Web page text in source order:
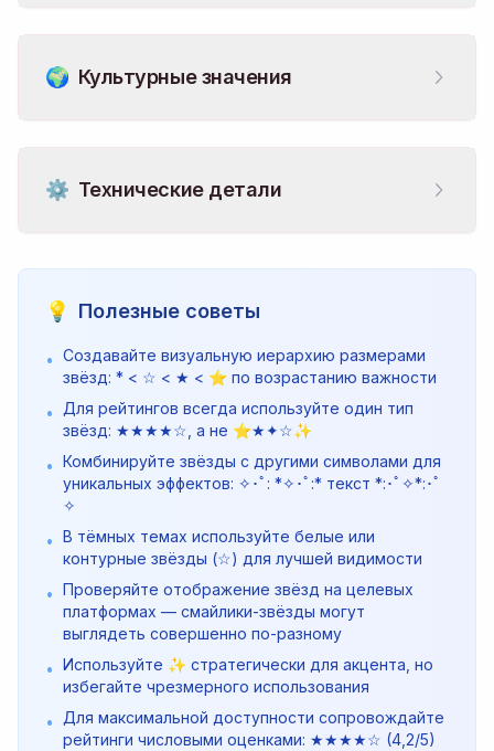
🌍 Культурные значения
⚙️ Технические детали
💡 Полезные советы
• Создавайте визуальную иерархию размерами
звёзд: * < ☆ < ★ < ⭐ по возрастанию важности
•
Для рейтингов всегда используйте один тип
звёзд: ★★★★☆, а не ⭐★✦☆✨
• Комбинируйте звёзды с другими символами для
уникальных эффектов: ✧･ﾟ: *✧･ﾟ:* текст *:･ﾟ✧*:･ﾟ
✧
• В тёмных темах используйте белые или
контурные звёзды (☆) для лучшей видимости
• Проверяйте отображение звёзд на целевых
платформах — смайлики-звёзды могут
выглядеть совершенно по-разному
• Используйте ✨ стратегически для акцента, но
избегайте чрезмерного использования
•
Для максимальной доступности сопровождайте
рейтинги числовыми оценками: ★★★★☆ (4,2/5)